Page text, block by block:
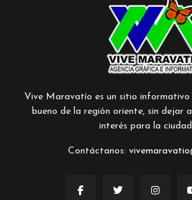
Vive Maravatío es un sitio
bueno de la región oriente, sin dejar
interés para la
Contáctanos: